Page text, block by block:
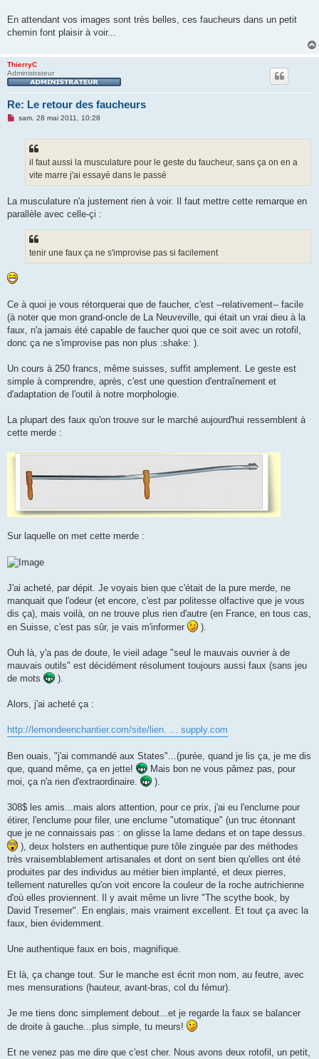
En attendant vos images sont très belles, ces faucheurs dans un petit
chemin font plaisir à voir...
ThierryC
Administrateur
Re: Le retour des faucheurs
M
l
u
sam. 28 mai 2011, 10:28
il faut aussi la musculature pour le geste du faucheur, sans ça on en a
vite marre j'ai essayé dans le passé
La musculature n'a justement rien à voir. Il faut mettre cette remarque en
parallèle avec celle-çi :
tenir une faux ça ne s'improvise pas si facilement
Ce à quoi je vous rétorquerai que de faucher, c'est --relativement-- facile
(à noter que mon grand-oncle de La Neuveville, qui était un vrai dieu à la
faux, n'a jamais été capable de faucher quoi que ce soit avec un rotofil,
donc ça ne s'improvise pas non plus :shake: ).
Un cours à 250 francs, même suisses, suffit amplement. Le geste est
simple à comprendre, après, c'est une question d'entraînement et
d'adaptation de l'outil à notre morphologie.
La plupart des faux qu'on trouve sur le marché aujourd'hui ressemblent à
cette merde :
Sur laquelle on met cette merde :
J'ai acheté, par dépit. Je voyais bien que c'était de la pure merde, ne
manquait que l'odeur (et encore, c'est par politesse olfactive que je vous
dis ça), mais voilà, on ne trouve plus rien d'autre (en France, en tous cas,
en Suisse, c'est pas sûr, je vais m'informer
).
Ouh là, y'a pas de doute, le vieil adage "seul le mauvais ouvrier à de
mauvais outils" est décidément résolument toujours aussi faux (sans jeu
de mots
).
Alors, j'ai acheté ça :
http://lemondeenchantier.com/site/lien. ... supply.com
Ben ouais, "j'ai commandé aux States"...(purée, quand je lis ça, je me dis
que, quand même, ça en jette!
Mais bon ne vous pâmez pas, pour
moi, ça n'a rien d'extraordinaire.
).
308$ les amis...mais alors attention, pour ce prix, j'ai eu l'enclume pour
étirer, l'enclume pour filer, une enclume "utomatique" (un truc étonnant
que je ne connaissais pas : on glisse la lame dedans et on tape dessus.
), deux holsters en authentique pure tôle zinguée par des méthodes
très vraisemblablement artisanales et dont on sent bien qu'elles ont été
produites par des individus au métier bien implanté, et deux pierres,
tellement naturelles qu'on voit encore la couleur de la roche autrichienne
d'où elles proviennent. Il y avait même un livre "The scythe book, by
David Tresemer". En englais, mais vraiment excellent. Et tout ça avec la
faux, bien évidemment.
Une authentique faux en bois, magnifique.
Et là, ça change tout. Sur le manche est écrit mon nom, au feutre, avec
mes mensurations (hauteur, avant-bras, col du fémur).
Je me tiens donc simplement debout...et je regarde la faux se balancer
de droite à gauche...plus simple, tu meurs!
Et ne venez pas me dire que c'est cher. Nous avons deux rotofil, un petit,